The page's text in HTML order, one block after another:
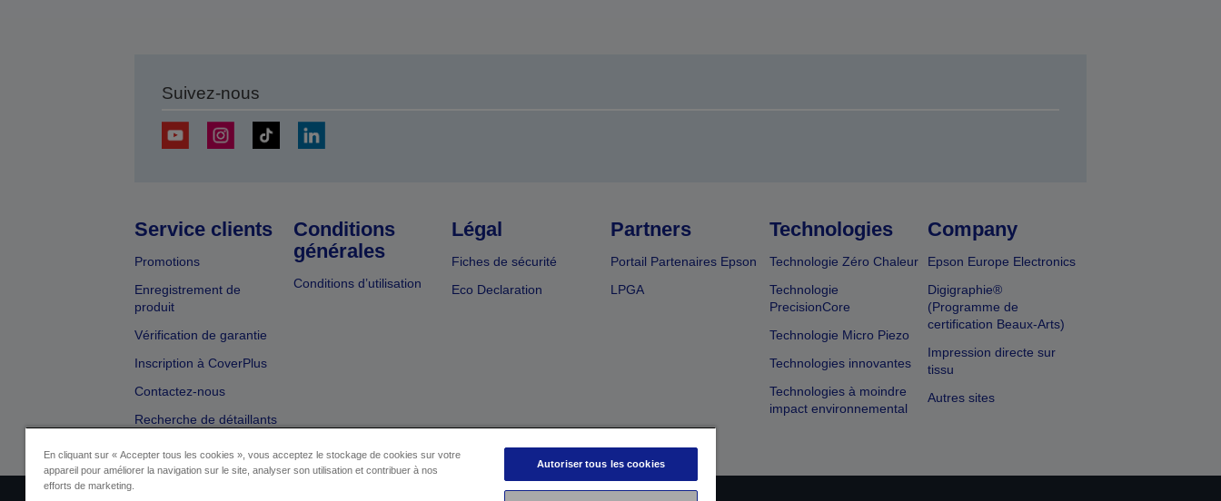
Suivez-nous
Service clients
Promotions
Enregistrement de
produit
Vérification de garantie
Inscription à CoverPlus
Contactez-nous
Recherche de détaillants
Conditions
générales
Conditions d’utilisation
Légal
Fiches de sécurité
Eco Declaration
Partners
Portail Partenaires Epson
LPGA
Technologies
Technologie Zéro Chaleur
Technologie
PrecisionCore
Technologie Micro Piezo
Technologies innovantes
Technologies à moindre
impact environnemental
Company
Epson Europe Electronics
Digigraphie®
(Programme de
certification Beaux-Arts)
Impression directe sur
tissu
Autres sites
En cliquant sur « Accepter tous les cookies », vous acceptez le stockage de cookies sur votre
appareil pour améliorer la navigation sur le site, analyser son utilisation et contribuer à nos
efforts de marketing.
Autoriser tous les cookies